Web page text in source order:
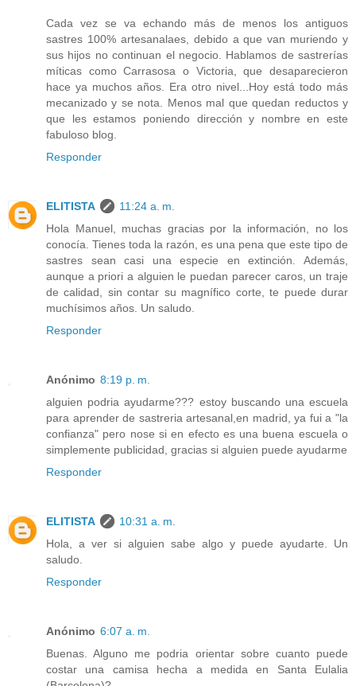
Cada vez se va echando más de menos los antiguos
sastres 100% artesanalaes, debido a que van muriendo y
sus hijos no continuan el negocio. Hablamos de sastrerías
míticas como Carrasosa o Victoria, que desaparecieron
hace ya muchos años. Era otro nivel...Hoy está todo más
mecanizado y se nota. Menos mal que quedan reductos y
que les estamos poniendo dirección y nombre en este
fabuloso blog.
Responder
ELITISTA
11:24 a. m.
Hola Manuel, muchas gracias por la información, no los
conocía. Tienes toda la razón, es una pena que este tipo de
sastres sean casi una especie en extinción. Además,
aunque a priori a alguien le puedan parecer caros, un traje
de calidad, sin contar su magnífico corte, te puede durar
muchísimos años. Un saludo.
Responder
Anónimo 8:19 p. m.
alguien podria ayudarme??? estoy buscando una escuela
para aprender de sastreria artesanal,en madrid, ya fui a "la
confianza" pero nose si en efecto es una buena escuela o
simplemente publicidad, gracias si alguien puede ayudarme
Responder
ELITISTA
10:31 a. m.
Hola, a ver si alguien sabe algo y puede ayudarte. Un
saludo.
Responder
Anónimo 6:07 a. m.
Buenas. Alguno me podria orientar sobre cuanto puede
costar una camisa hecha a medida en Santa Eulalia